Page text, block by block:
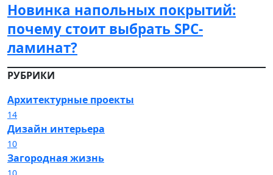
Новинка напольных покрытий:
почему стоит выбрать SPC-
ламинат?
РУБРИКИ
Архитектурные проекты
14
Дизайн интерьера
10
Загородная жизнь